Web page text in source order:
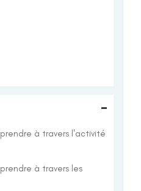
-
à travers l'activité
à travers les